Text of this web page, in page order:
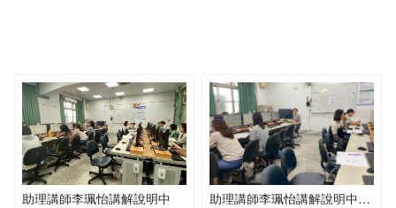
助理講師李珮怡講解說明中 助理講師李珮怡講解說明中及學員聽課操作中